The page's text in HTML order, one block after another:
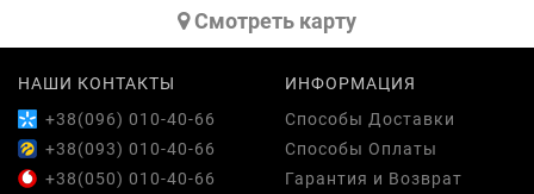
Cмотреть карту
НАШИ КОНТАКТЫ
+38(096) 010-40-66
+38(093) 010-40-66
+38(050) 010-40-66
ИНФОРМАЦИЯ
Способы Доставки
Способы Оплаты
Гарантия и Возврат